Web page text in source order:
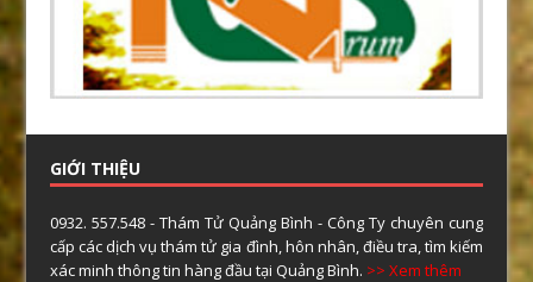
GIỚI THIỆU
0932. 557.548 - Thám Tử Quảng Bình - Công Ty chuyên cung
cấp các dịch vụ thám tử gia đình, hôn nhân, điều tra, tìm kiếm
xác minh thông tin hàng đầu tại Quảng Bình. >> Xem thêm